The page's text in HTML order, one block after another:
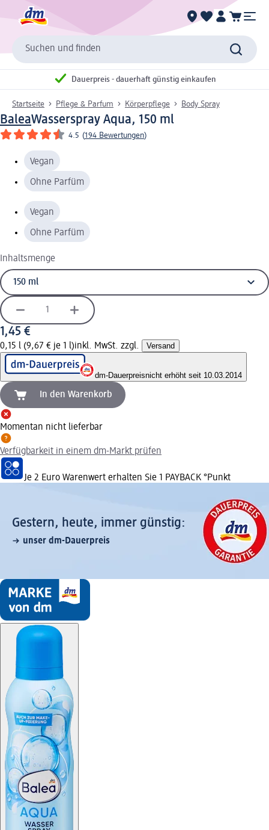
Suchen und finden
Dauerpreis - dauerhaft günstig einkaufen
Startseite Pflege & Parfum Körperpflege Body Spray
BaleaWasserspray Aqua, 150 ml
4.5 (194 Bewertungen)
Vegan
Ohne Parfüm
Vegan
Ohne Parfüm
Inhaltsmenge
1,45 €
0,15 l (9,67 € je 1 l)inkl. MwSt. zzgl. Versand
dm-Dauerpreisnicht erhöht seit 10.03.2014
In den Warenkorb
Momentan nicht lieferbar
Verfügbarkeit in einem dm-Markt prüfen
Je 2 Euro Warenwert erhalten Sie 1 PAYBACK °Punkt
Gestern, heute, immer günstig:
unser dm-Dauerpreis